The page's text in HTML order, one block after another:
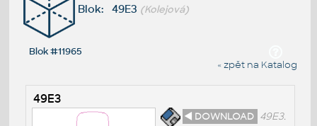
Blok: 49E3 (Kolejová)
Blok #11965
« zpět na Katalog
49E3
◄ DOWNLOAD 49E3.